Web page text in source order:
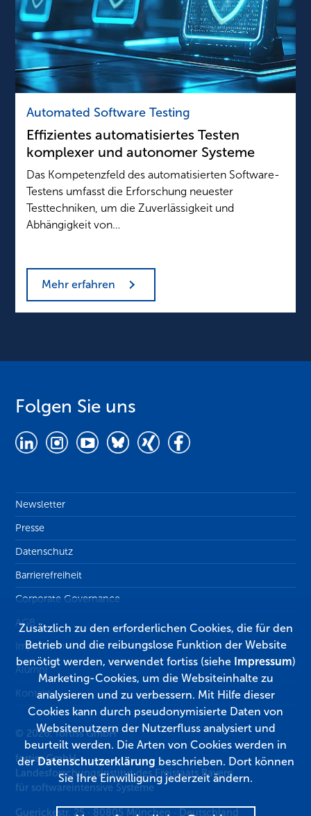
Automated Software Testing
Effizientes automatisiertes Testen
komplexer und autonomer Systeme
Das Kompetenzfeld des automatisierten Software-
Testens umfasst die Erforschung neuester
Testtechniken, um die Zuverlässigkeit und
Abhängigkeit von…
Mehr erfahren
Folgen Sie uns
Newsletter
Presse
Datenschutz
Barrierefreiheit
Corporate Governance
AGB
Impressum
Alumni
Kontakt
© 2026, fortiss GmbH
fortiss GmbH
Landesforschungsinstitut des Freistaats Bayern
für softwareintensive Systeme
Guerickestr. 25 · 80805 München · Deutschland
Zusätzlich zu den erforderlichen Cookies, die für den
Betrieb und die reibungslose Funktion der Website
benötigt werden, verwendet fortiss (siehe Impressum)
Marketing-Cookies, um die Websiteinhalte zu
analysieren und zu verbessern. Mit Hilfe dieser
Cookies kann durch pseudonymisierte Daten von
Websitenutzern der Nutzerfluss analysiert und
beurteilt werden. Die Arten von Cookies werden in
derDatenschutzerklärung beschrieben. Dort können
Sie Ihre Einwilligung jederzeit ändern.